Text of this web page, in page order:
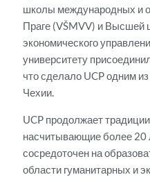
школы международных и
Праге (VŠMVV) и Высшей
экономического
университету
что сделало UCP одним
Чехии.
UCP продолжает
насчитывающие более 20
сосредоточен на
области гуманитарных и